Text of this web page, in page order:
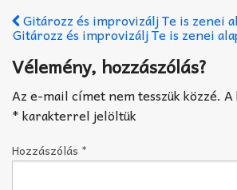
Gitározz és improvizálj Te is zenei
Gitározz és improvizálj Te is zenei
Vélemény, hozzászólás?
Az e-mail címet nem tesszük közzé. A
*karakterrel jelöltük
Hozzászólás *